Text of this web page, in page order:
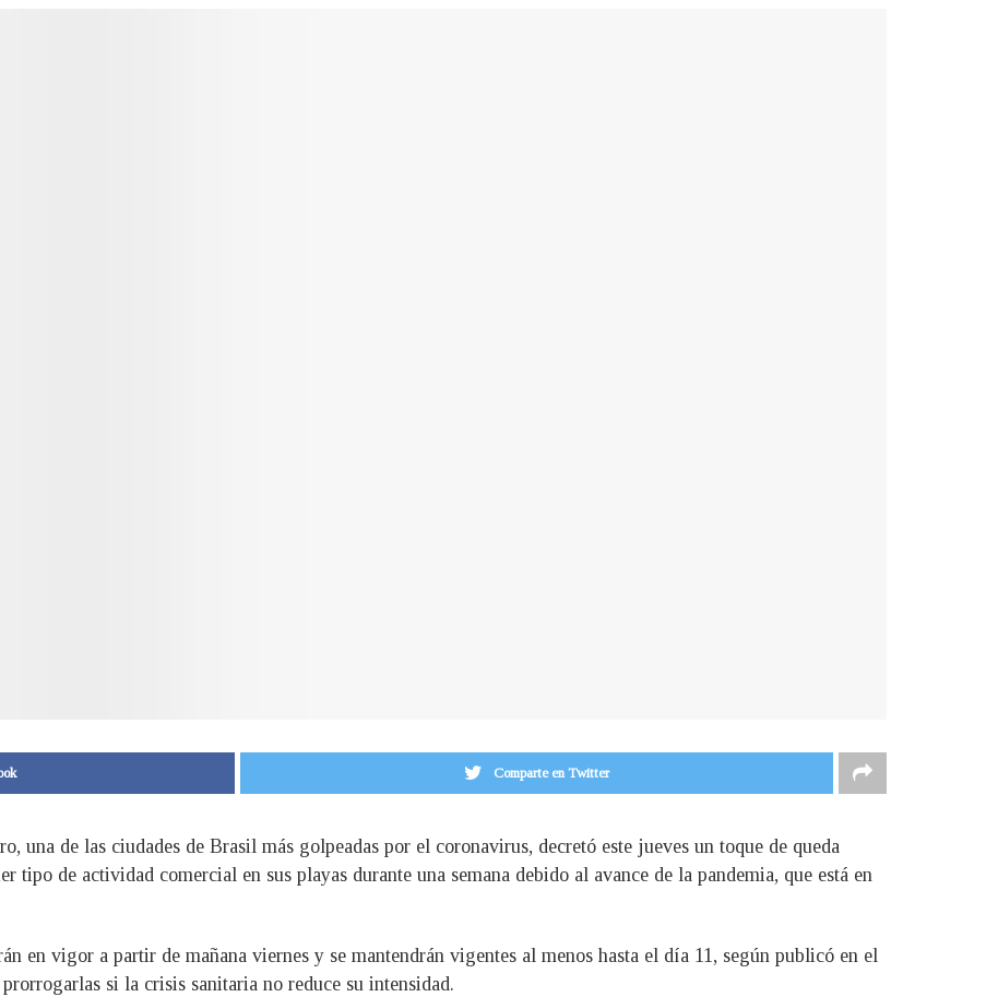
Comparte en Twitter
una de las ciudades de Brasil más golpeadas por el coronavirus, decretó este jueves un toque de queda
tipo de actividad comercial en sus playas durante una semana debido al avance de la pandemia, que está en
en vigor a partir de mañana viernes y se mantendrán vigentes al menos hasta el día 11, según publicó en el
si la crisis sanitaria no reduce su intensidad.